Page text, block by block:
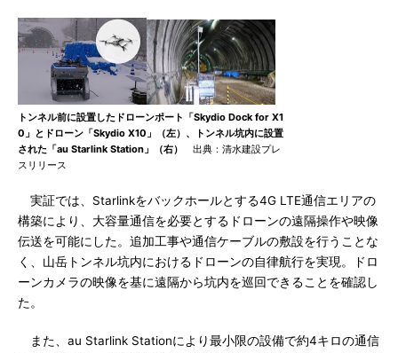
トンネル前に設置したドローンポート「Skydio Dock for X1
0」とドローン「Skydio X10」（左）、トンネル坑内に設置
された「au Starlink Station」（右）
出典：清水建設プレ
スリリース
実証では、Starlinkをバックホールとする4G LTE通信エリアの
構築により、大容量通信を必要とするドローンの遠隔操作や映像
伝送を可能にした。追加工事や通信ケーブルの敷設を行うことな
く、山岳トンネル坑内におけるドローンの自律航行を実現。ドロ
ーンカメラの映像を基に遠隔から坑内を巡回できることを確認し
た。
また、au Starlink Stationにより最小限の設備で約4キロの通信